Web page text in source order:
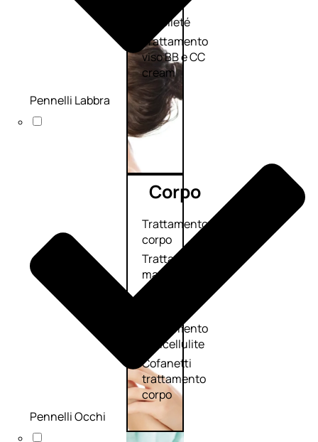
décolleté
Trattamento
viso BB e CC
cream
Corpo
Trattamento
corpo
Trattamento
mani e piedi
Trattamento
Trattamento
anticellulite
Cofanetti
trattamento
corpo
Pennelli Labbra
Pennelli Occhi